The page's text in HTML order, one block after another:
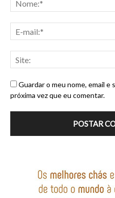
Guardar o meu nome, email e
próxima vez que eu comentar.